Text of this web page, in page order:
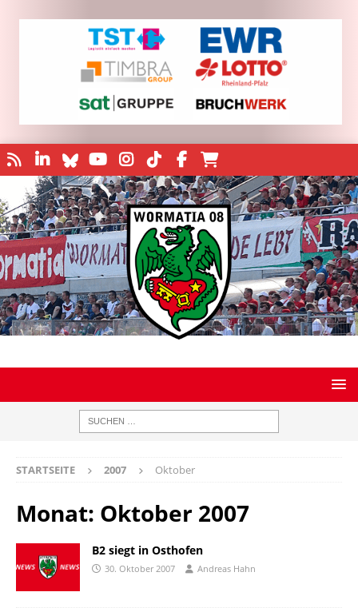
STARTSEITE 2007 Oktober
Monat: Oktober 2007
B2 siegt in Osthofen
30. Oktober 2007 Andreas Hahn